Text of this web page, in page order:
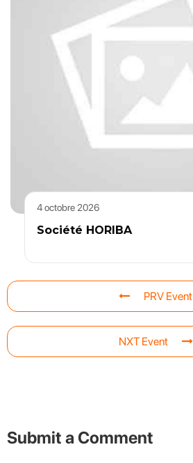
4 octobre 2026
Société HORIBA
PRV Event
NXT Event
Submit a Comment